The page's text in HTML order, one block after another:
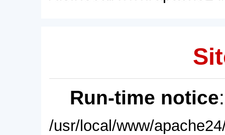
Run-time notice
/usr/local/www/